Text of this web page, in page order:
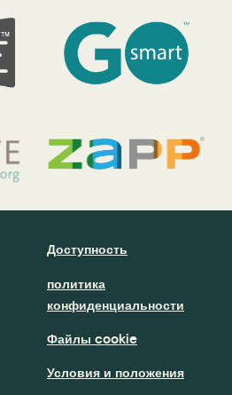
Доступность
политика
конфиденциальности
Файлы cookie
Условия и положения